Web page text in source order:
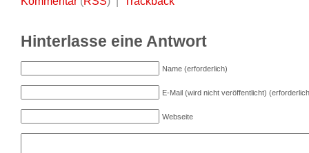
Hinterlasse eine Antwort
Name (erforderlich)
E-Mail (wird nicht veröffentlicht)
Webseite